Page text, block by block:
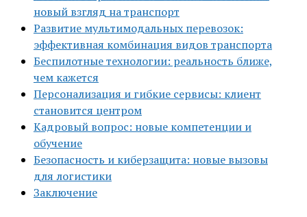
новый взгляд на транспорт
Развитие мультимодальных перевозок:
эффективная комбинация видов транспорта
Беспилотные технологии: реальность ближе,
чем кажется
Персонализация и гибкие сервисы: клиент
становится центром
Кадровый вопрос: новые компетенции и
обучение
Безопасность и киберзащита: новые вызовы
для логистики
Заключение